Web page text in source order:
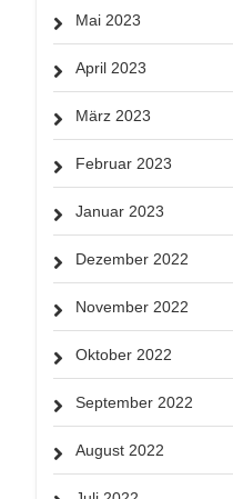
Mai 2023
April 2023
März 2023
Februar 2023
Januar 2023
Dezember 2022
November 2022
Oktober 2022
September 2022
August 2022